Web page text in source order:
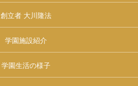
創立者 大川隆法
学園施設紹介
学園生活の様子